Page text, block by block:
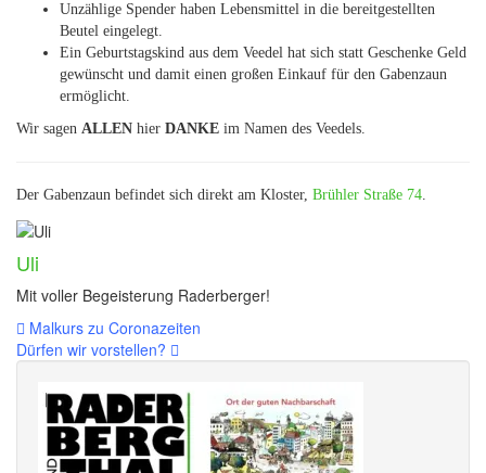
Unzählige Spender haben Lebensmittel in die bereitgestellten
Beutel eingelegt.
Ein Geburtstagskind aus dem Veedel hat sich statt Geschenke Geld
gewünscht und damit einen großen Einkauf für den Gabenzaun
ermöglicht.
Wir sagen ALLEN hier DANKE im Namen des Veedels.
Der Gabenzaun befindet sich direkt am Kloster, Brühler Straße 74.
Uli
Mit voller Begeisterung Raderberger!
Beitragsnavigation
Malkurs zu Coronazeiten
Dürfen wir vorstellen?